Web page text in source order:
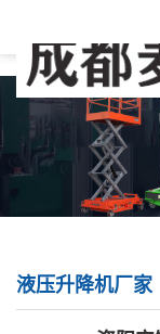
液压升降机厂家